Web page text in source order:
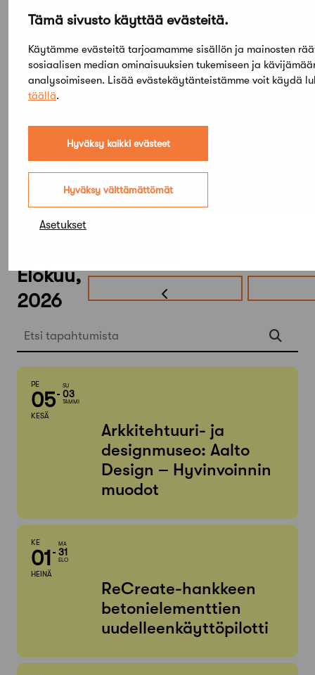
Tämä sivusto käyttää evästeitä.
Käytämme evästeitä tarjoamamme sisällön ja mainosten
sosiaalisen median ominaisuuksien tukemiseen ja
analysoimiseen. Lisää evästekäytänteistämme voit käydä
täällä.
Hyväksy kaikki evästeet
Hyväksy välttämättömät
Asetukset
14.40
VI Maisemasymposiumin yhteenveto, Tapio
Heikkilä, YM
15.00 Tilaisuus päättyy
Elokuu,
2026
Etsi tapahtumista
PE
05
KESÄ
SU
03
TAMMI
Arkkitehtuuri- ja
designmuseo: Aalto
Design – Hyvinvoinnin
muodot
KE
01
HEINÄ
MA
31
ELO
ReCreate-hankkeen
betonielementtien
uudelleenkäyttöpilotti